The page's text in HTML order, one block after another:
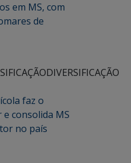
em MS, com
de
DIVERSIFICAÇÃO
faz o
consolida MS
no país